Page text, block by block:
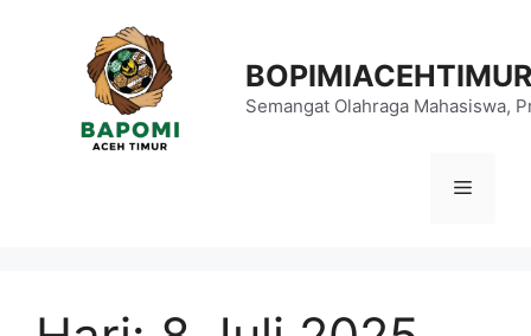
BOPIMIACEHTIMUR
Semangat Olahraga Mahasiswa,
Menu